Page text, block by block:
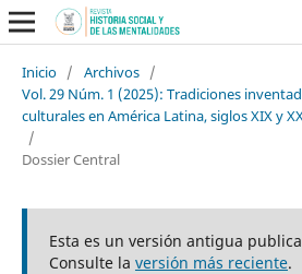
Inicio / Archivos /
Vol. 29 Núm. 1 (2025): Tradiciones
culturales en América Latina, siglos XIX y
/
Dossier Central
Esta es un versión antigua
Consulte la versión más reciente.